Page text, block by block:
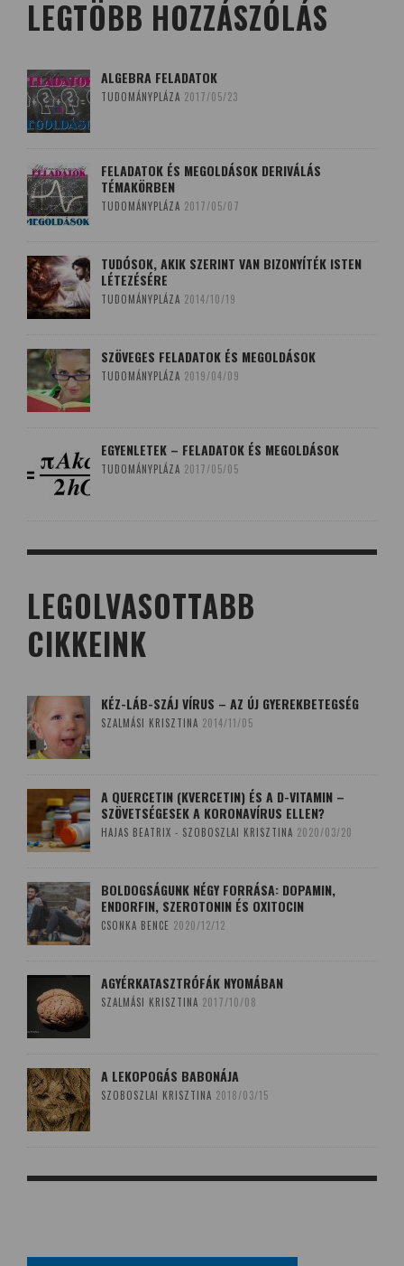
LEGTÖBB HOZZÁSZÓLÁS
ALGEBRA FELADATOK
TUDOMÁNYPLÁZA 2017/05/23
FELADATOK ÉS MEGOLDÁSOK DERIVÁLÁS
TÉMAKÖRBEN
TUDOMÁNYPLÁZA 2017/05/07
TUDÓSOK, AKIK SZERINT VAN BIZONYÍTÉK ISTEN
LÉTEZÉSÉRE
TUDOMÁNYPLÁZA 2014/10/19
SZÖVEGES FELADATOK ÉS MEGOLDÁSOK
TUDOMÁNYPLÁZA 2019/04/09
EGYENLETEK – FELADATOK ÉS MEGOLDÁSOK
TUDOMÁNYPLÁZA 2017/05/05
LEGOLVASOTTABB
CIKKEINK
KÉZ-LÁB-SZÁJ VÍRUS – AZ ÚJ GYEREKBETEGSÉG
SZALMÁSI KRISZTINA 2014/11/05
A QUERCETIN (KVERCETIN) ÉS A D-VITAMIN –
SZÖVETSÉGESEK A KORONAVÍRUS ELLEN?
HAJAS BEATRIX - SZOBOSZLAI KRISZTINA 2020/03/20
BOLDOGSÁGUNK NÉGY FORRÁSA: DOPAMIN,
ENDORFIN, SZEROTONIN ÉS OXITOCIN
CSONKA BENCE 2020/12/12
AGYÉRKATASZTRÓFÁK NYOMÁBAN
SZALMÁSI KRISZTINA 2017/10/08
A LEKOPOGÁS BABONÁJA
SZOBOSZLAI KRISZTINA 2018/03/15